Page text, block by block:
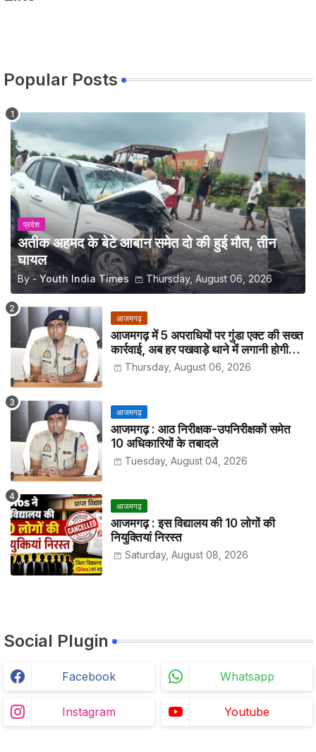
Popular Posts
प्रदेश
अतीक अहमद के बेटे आबान समेत दो की हुई मौत, तीन
घायल
By - Youth India Times Thursday, August 06, 2026
आजमगढ़
आजमगढ़ में 5 अपराधियों पर गुंडा एक्ट की सख्त
कार्रवाई, अब हर पखवाड़े थाने में लगानी होगी
हाजिरीThursday, August 06, 2026
आजमगढ़
आजमगढ़ : आठ निरीक्षक-उपनिरीक्षकों समेत
10 अधिकारियों के तबादले
Tuesday, August 04, 2026
आजमगढ़
आजमगढ़ : इस विद्यालय की 10 लोगों की
नियुक्तियां निरस्त
Saturday, August 08, 2026
Social Plugin
Facebook Whatsapp
Instagram Youtube